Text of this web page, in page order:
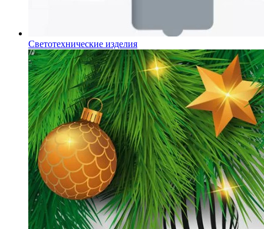
Светотехнические изделия